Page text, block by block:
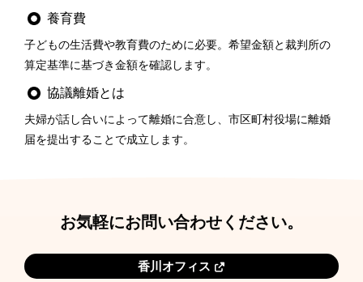
養育費
子どもの生活費や教育費のために必要。希望金額と裁判所の
算定基準に基づき金額を確認します。
協議離婚とは
夫婦が話し合いによって離婚に合意し、市区町村役場に離婚
届を提出することで成立します。
お気軽にお問い合わせください。
香川オフィス